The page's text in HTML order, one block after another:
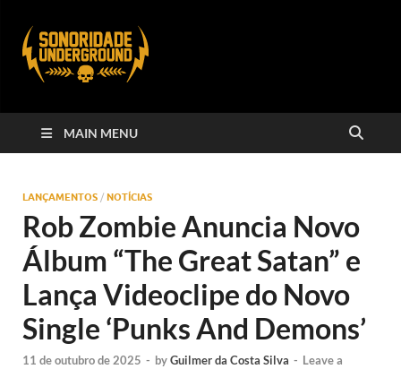
MAIN MENU
LANÇAMENTOS / NOTÍCIAS
Rob Zombie Anuncia Novo
Álbum “The Great Satan” e
Lança Videoclipe do Novo
Single ‘Punks And Demons’
11 de outubro de 2025 - byGuilmer da Costa Silva - Leave a